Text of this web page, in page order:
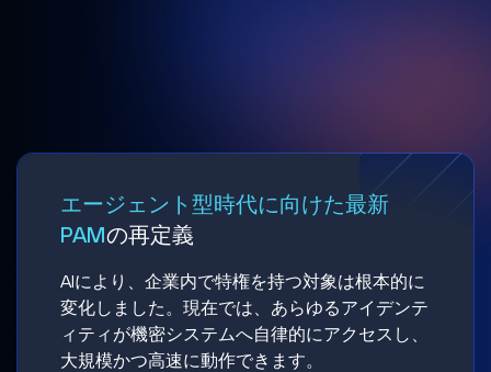
エージェント型時代に向けた最新
PAMの再定義
AIにより、企業内で特権を持つ対象は根本的に
変化しました。現在では、あらゆるアイデンテ
ィティが機密システムへ自律的にアクセスし、
大規模かつ高速に動作できます。